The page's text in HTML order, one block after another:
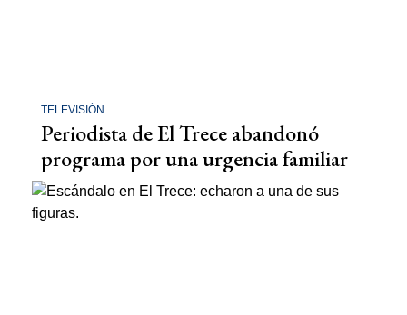
TELEVISIÓN
Periodista de El Trece abandonó
programa por una urgencia familiar